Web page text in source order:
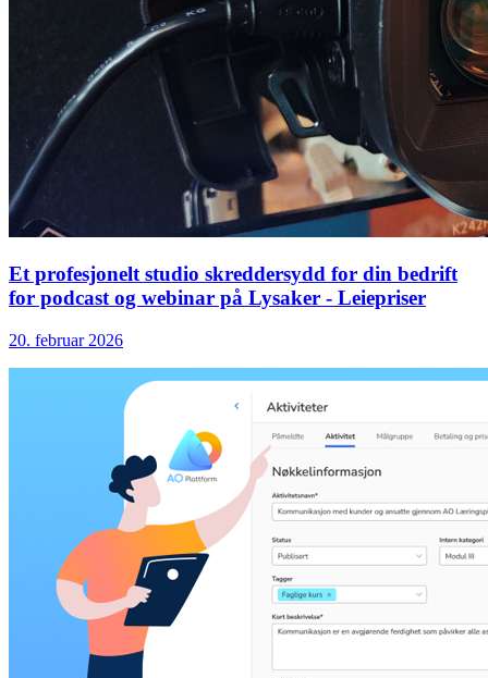
Et profesjonelt studio skreddersydd for din bedrift
for podcast og webinar på Lysaker - Leiepriser
20. februar 2026